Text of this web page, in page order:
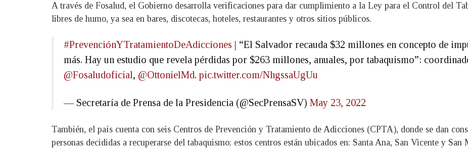
A través de Fosalud, el Gobierno desarrolla verificaciones para dar cumplimiento a la Ley para el Control del
libres de humo, ya sea en bares, discotecas, hoteles, restaurantes y otros sitios públicos.
#PrevenciónYTratamientoDeAdicciones | “El Salvador recauda $32 millones en concepto de
más. Hay un estudio que revela pérdidas por $263 millones, anuales, por tabaquismo”:
@Fosaludoficial, @OttonielMd. pic.twitter.com/NhgssaUgUu
— Secretaría de Prensa de la Presidencia (@SecPrensaSV) May 23, 2022
También, el país cuenta con seis Centros de Prevención y Tratamiento de Adicciones (CPTA), donde se dan
personas decididas a recuperarse del tabaquismo; estos centros están ubicados en: Santa Ana, San Vicente y